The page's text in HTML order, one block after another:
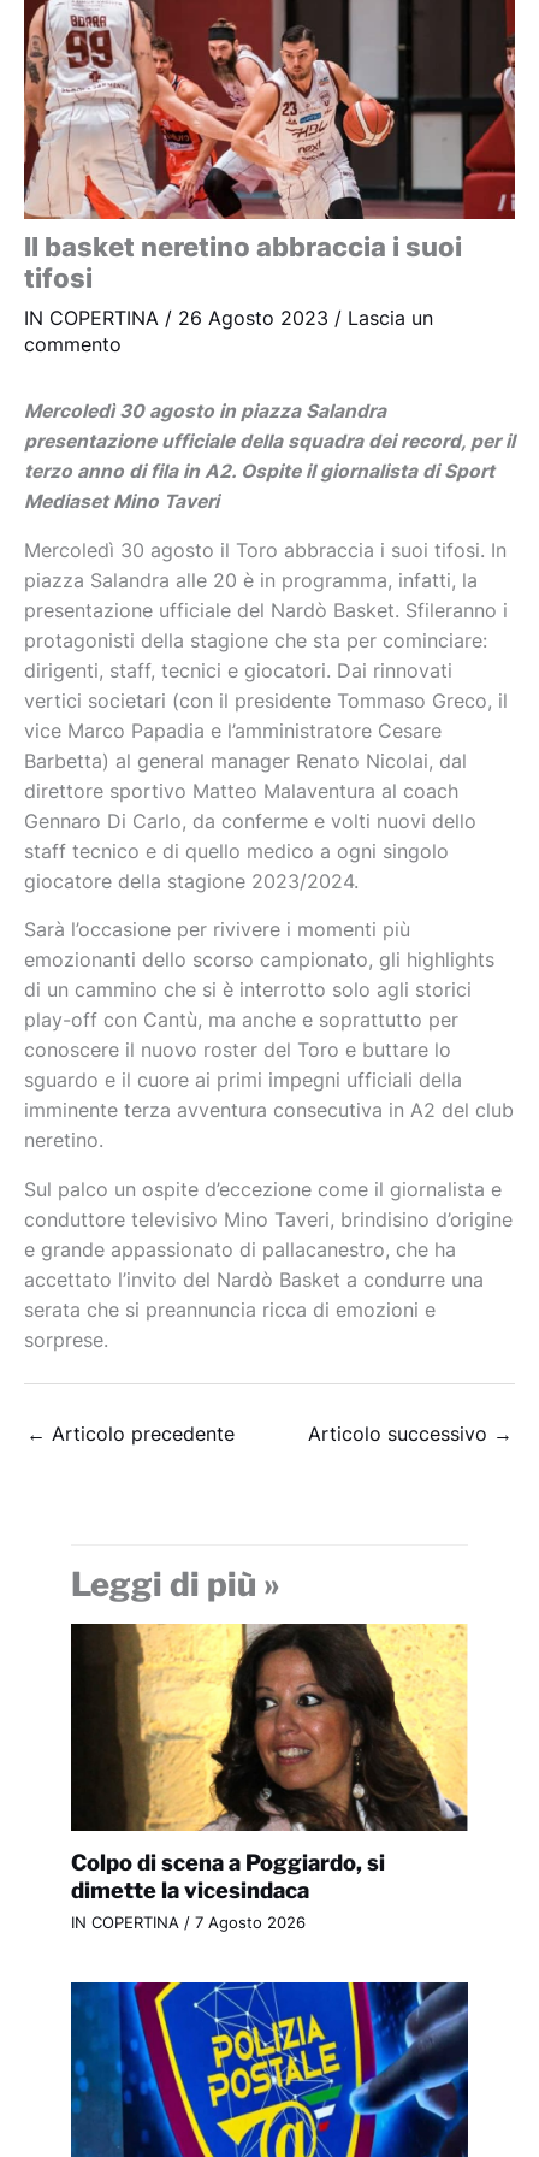
Il basket neretino abbraccia i suoi
tifosi
IN COPERTINA / 26 Agosto 2023 / Lascia un
commento
Mercoledì 30 agosto in piazza Salandra
presentazione ufficiale della squadra dei record, per il
terzo anno di fila in A2. Ospite il giornalista di Sport
Mediaset Mino Taveri
Mercoledì 30 agosto il Toro abbraccia i suoi tifosi. In
piazza Salandra alle 20 è in programma, infatti, la
presentazione ufficiale del Nardò Basket. Sfileranno i
protagonisti della stagione che sta per cominciare:
dirigenti, staff, tecnici e giocatori. Dai rinnovati
vertici societari (con il presidente Tommaso Greco, il
vice Marco Papadia e l’amministratore Cesare
Barbetta) al general manager Renato Nicolai, dal
direttore sportivo Matteo Malaventura al coach
Gennaro Di Carlo, da conferme e volti nuovi dello
staff tecnico e di quello medico a ogni singolo
giocatore della stagione 2023/2024.
Sarà l’occasione per rivivere i momenti più
emozionanti dello scorso campionato, gli highlights
di un cammino che si è interrotto solo agli storici
play-off con Cantù, ma anche e soprattutto per
conoscere il nuovo roster del Toro e buttare lo
sguardo e il cuore ai primi impegni ufficiali della
imminente terza avventura consecutiva in A2 del club
neretino.
Sul palco un ospite d’eccezione come il giornalista e
conduttore televisivo Mino Taveri, brindisino d’origine
e grande appassionato di pallacanestro, che ha
accettato l’invito del Nardò Basket a condurre una
serata che si preannuncia ricca di emozioni e
sorprese.
← Articolo precedente Articolo successivo →
Leggi di più »
Colpo di scena a Poggiardo, si
dimette la vicesindaca
IN COPERTINA / 7 Agosto 2026